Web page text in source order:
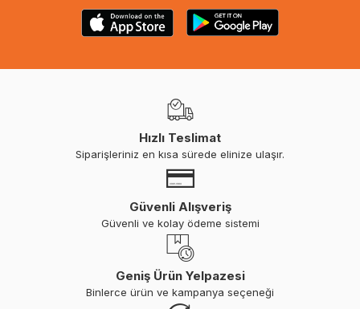
Hızlı Teslimat
Siparişleriniz en kısa sürede elinize ulaşır.
Güvenli Alışveriş
Güvenli ve kolay ödeme sistemi
Geniş Ürün Yelpazesi
Binlerce ürün ve kampanya seçeneği